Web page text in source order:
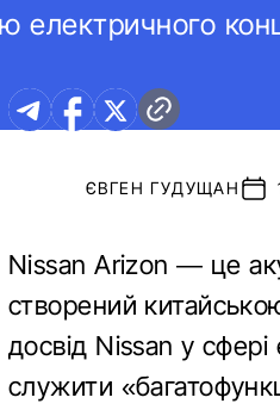
електричного
ЄВГЕН ГУДУЩАН
Nissan Arizon — це
створений
досвід Nissan у
служити